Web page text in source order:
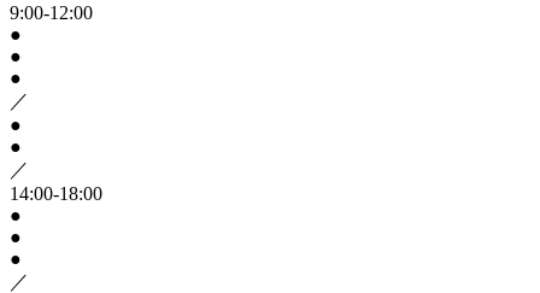
9:00-12:00
●
●
●
／
●
●
／
14:00-18:00
●
●
●
／